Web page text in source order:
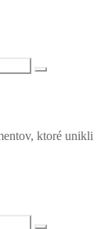
ktoré unikli